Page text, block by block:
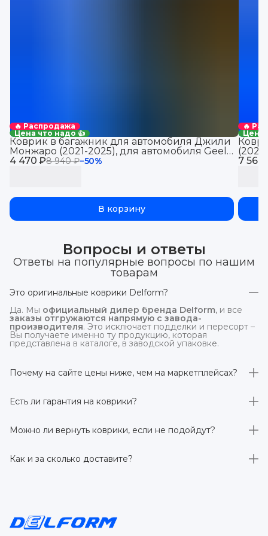
🔥 Распродажа
Цена что надо 👍
4 470 ₽8 940 ₽−50%
Коврик в багажник для автомобиля Джили
Монжаро (2021-2025), для автомобиля Geely
Monjaro, EVA 3D
В корзину
🔥
Цена
7 560
Вопросы и ответы
Ответы на популярные вопросы по нашим
товарам
Это оригинальные коврики Delform?
Да. Мы официальный дилер бренда Delform, и все
заказы отгружаются напрямую с завода-
производителя. Это исключает подделки и пересорт –
Вы получаете именно ту продукцию, которая
представлена в каталоге, в заводской упаковке.
Почему на сайте цены ниже, чем на маркетплейсах?
отгрузка идётнапрямую со склада производителя
без посредников.
Есть ли гарантия на коврики?
производителя 3 года. Если в течение этого срока
обнаружится производственный дефект – заменим
Можно ли вернуть коврики, если не подойдут?
заказанного дистанционно,без объяснения причин –
при условии сохранения товарного вида. Если коврик не
Как и за сколько доставите?